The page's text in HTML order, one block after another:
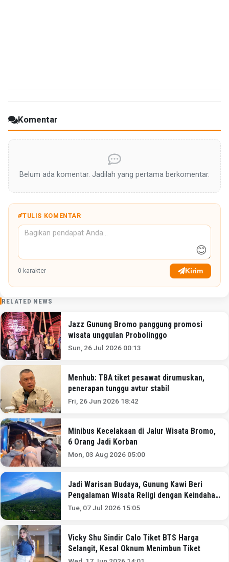
Komentar
Belum ada komentar. Jadilah yang pertama berkomentar.
TULIS KOMENTAR
😊
0 karakter Kirim
RELATED NEWS
Jazz Gunung Bromo panggung promosi
wisata unggulan Probolinggo
Sun, 26 Jul 2026 00:13
Menhub: TBA tiket pesawat dirumuskan,
penerapan tunggu avtur stabil
Fri, 26 Jun 2026 18:42
Minibus Kecelakaan di Jalur Wisata Bromo,
6 Orang Jadi Korban
Mon, 03 Aug 2026 05:00
Jadi Warisan Budaya, Gunung Kawi Beri
Pengalaman Wisata Religi dengan Keindahan
Alam
Tue, 07 Jul 2026 15:05
Vicky Shu Sindir Calo Tiket BTS Harga
Selangit, Kesal Oknum Menimbun Tiket